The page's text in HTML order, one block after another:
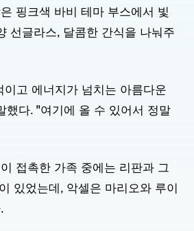
핑크색 바비 테마 부스에서 빛
선글라스, 달콤한 간식을 나눠주
이고 에너지가 넘치는 아름다운
했다. "여기에 올 수 있어서 정말
접촉한 가족 중에는 리판과 그
있었는데, 악셀은 마리오와 루이